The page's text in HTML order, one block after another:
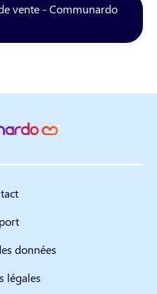
vente - Communardo
données
légales